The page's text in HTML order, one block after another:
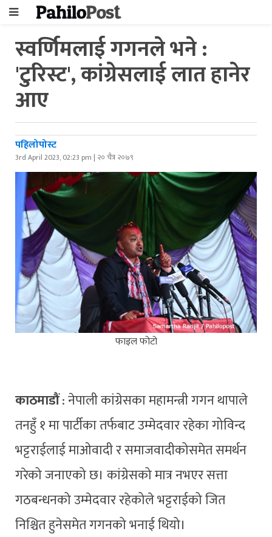
स्वर्णिमलाई गगनले भने :
'टुरिस्ट', कांग्रेसलाई लात हानेर
आए
पहिलोपोस्ट
3rd April 2023, 02:23 pm | २० चैत्र २०७९
फाइल फोटो
काठमाडौं: नेपाली कांग्रेसका महामन्त्री गगन थापाले
तनहुँ १ मा पार्टीका तर्फबाट उम्मेदवार रहेका गोविन्द
भट्टराईलाई माओवादी र समाजवादीकोसमेत समर्थन
गरेको जनाएको छ। कांग्रेसको मात्र नभएर सत्ता
गठबन्धनको उम्मेदवार रहेकोले भट्टराईको जित
निश्चित हुनेसमेत गगनको भनाई थियो।